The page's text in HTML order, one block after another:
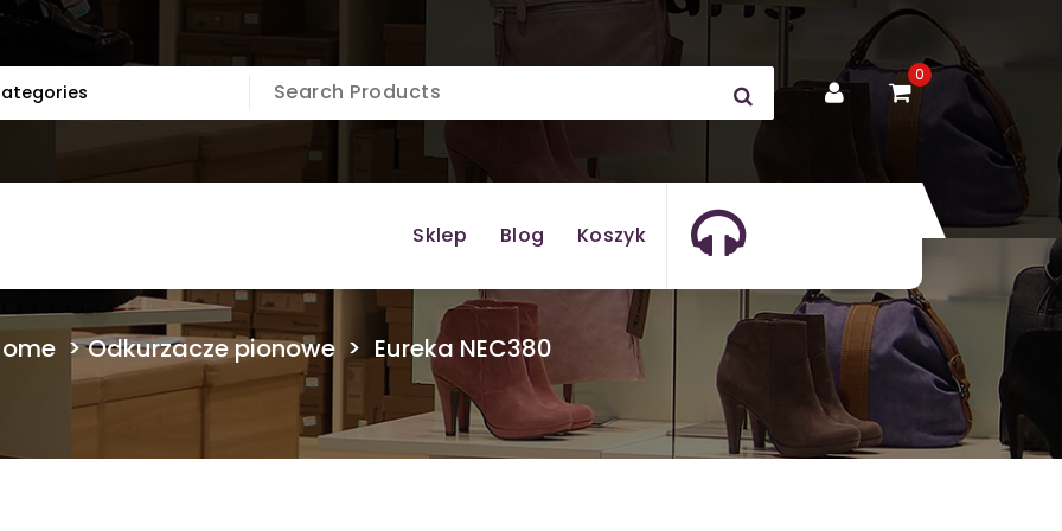
0
Sklep Blog Koszyk
>Odkurzacze pionowe > Eureka NEC380